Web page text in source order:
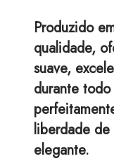
Produzido
qualidade,
suave,
durante
liberdade de
elegante.